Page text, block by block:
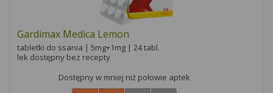
Gardimax Medica Lemon
tabletki do ssania | 5mg+1mg | 24 tabl.
lek dostępny bez recepty
Dostępny w mniej niż połowie aptek